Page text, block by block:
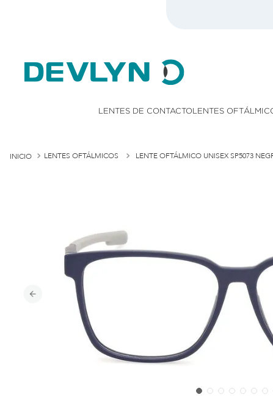
LENTES DE CONTACTOLENTES
LENTES OFTÁLMICOS LENTE OFTÁLMICO UNISEX SP5073